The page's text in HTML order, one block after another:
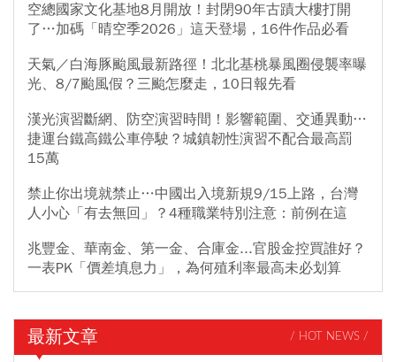
空總國家文化基地8月開放！封閉90年古蹟大樓打開
了…加碼「晴空季2026」這天登場，16件作品必看
天氣／白海豚颱風最新路徑！北北基桃暴風圈侵襲率曝
光、8/7颱風假？三颱怎麼走，10日報先看
漢光演習斷網、防空演習時間！影響範圍、交通異動…
捷運台鐵高鐵公車停駛？城鎮韌性演習不配合最高罰
15萬
禁止你出境就禁止…中國出入境新規9/15上路，台灣
人小心「有去無回」？4種職業特別注意：前例在這
兆豐金、華南金、第一金、合庫金...官股金控買誰好？
一表PK「價差填息力」，為何殖利率最高未必划算
最新文章 / HOT NEWS /